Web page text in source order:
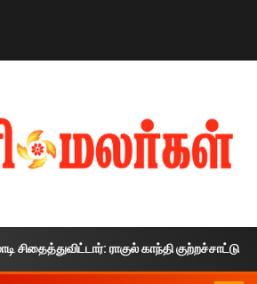
ராகுல் காந்தி குற்றச்சாட்டு